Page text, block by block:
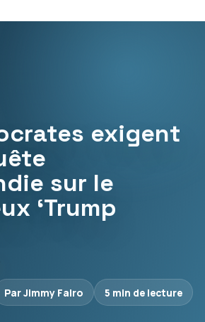
exigent
sur le
‘Trump
Par Jimmy Falro 5 min de lecture